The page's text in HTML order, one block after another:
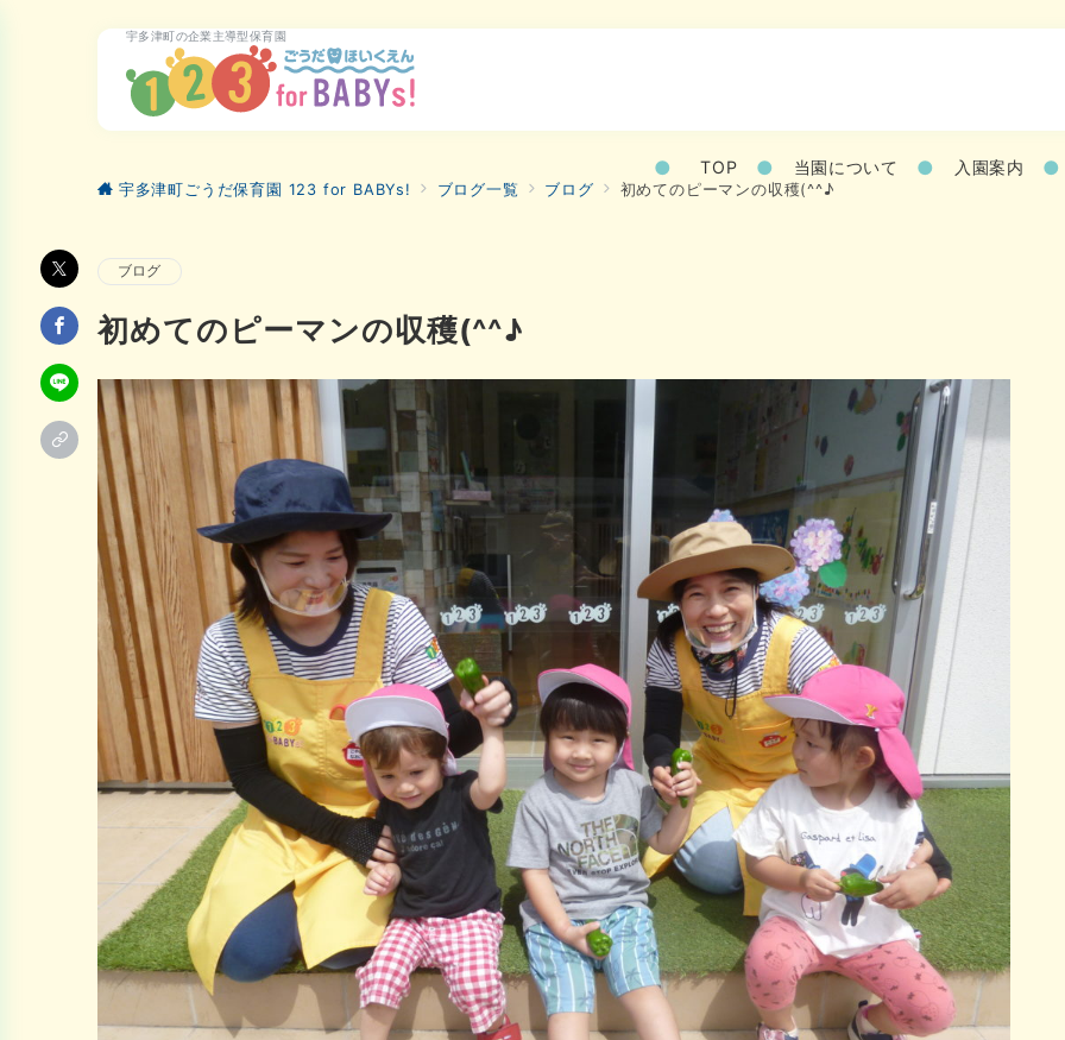
宇多津町の企業主導型保育園
TOP 当園について 入園案内
宇多津町ごうだ保育園 123 for BABYs! ブログ一覧 ブログ 初めてのピーマンの収穫(^^♪
ブログ
初めてのピーマンの収穫(^^♪